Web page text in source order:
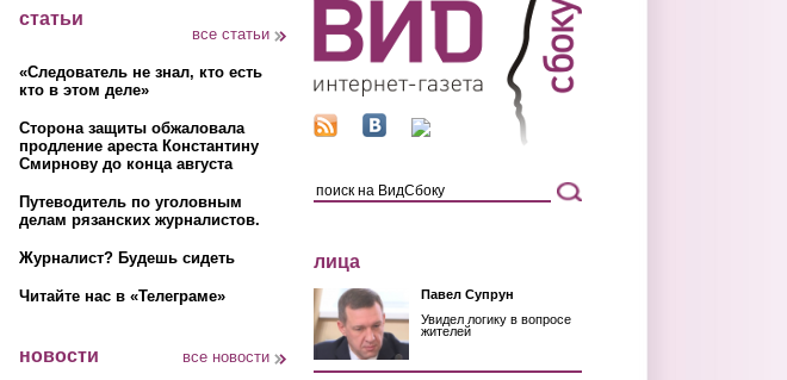
статьи
все статьи
«Следователь не знал, кто есть
кто в этом деле»
Сторона защиты обжаловала
продление ареста Константину
Смирнову до конца августа
Путеводитель по уголовным
делам рязанских журналистов.
Журналист? Будешь сидеть
Читайте нас в «Телеграме»
новости все новости
лица
Павел Супрун
Увидел логику в вопросе
жителей